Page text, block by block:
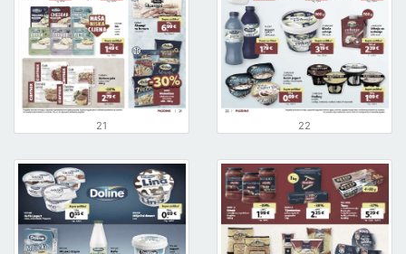
21 22